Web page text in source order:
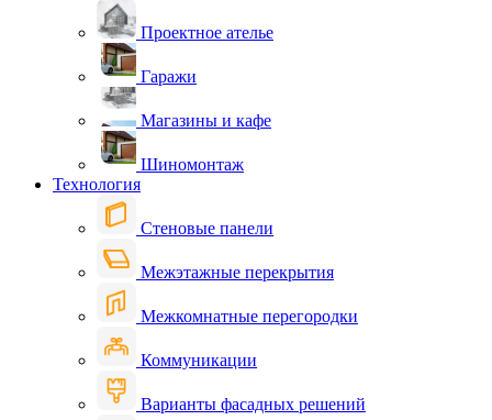
Проектное ателье
Гаражи
Магазины и кафе
Шиномонтаж
Технология
Стеновые панели
Межэтажные перекрытия
Межкомнатные перегородки
Коммуникации
Варианты фасадных решений